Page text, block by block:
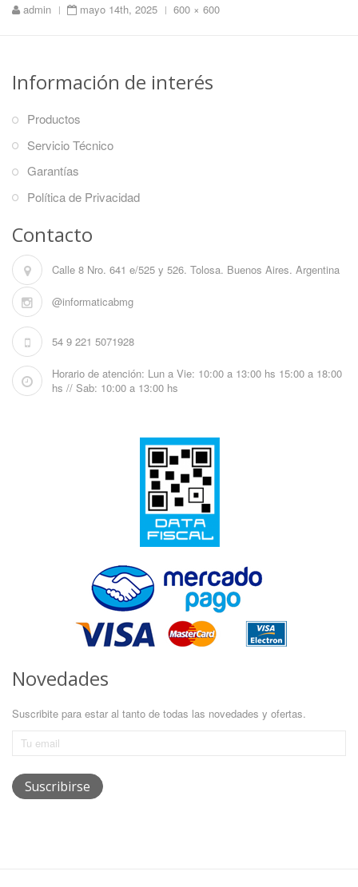
admin | mayo 14th, 2025 |
Full
600 × 600
Información de interés
Productos
Servicio Técnico
Garantías
Política de Privacidad
Contacto
Calle 8 Nro. 641 e/525 y 526. Tolosa. Buenos Aires. Argentina
@informaticabmg
54 9 221 5071928
Horario de atención: Lun a Vie: 10:00 a 13:00 hs 15:00 a 18:00
hs // Sab: 10:00 a 13:00 hs
Novedades
Suscribite para estar al tanto de todas las novedades y ofertas.